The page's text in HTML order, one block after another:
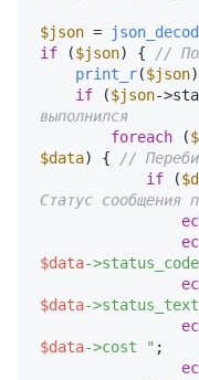
$json =
if ($json) {
//
print_r($json
if ($json-
выполнился
foreach (
$data) {
//
if (
Статус сообщения
$data-
$data-
$data->cost " ;